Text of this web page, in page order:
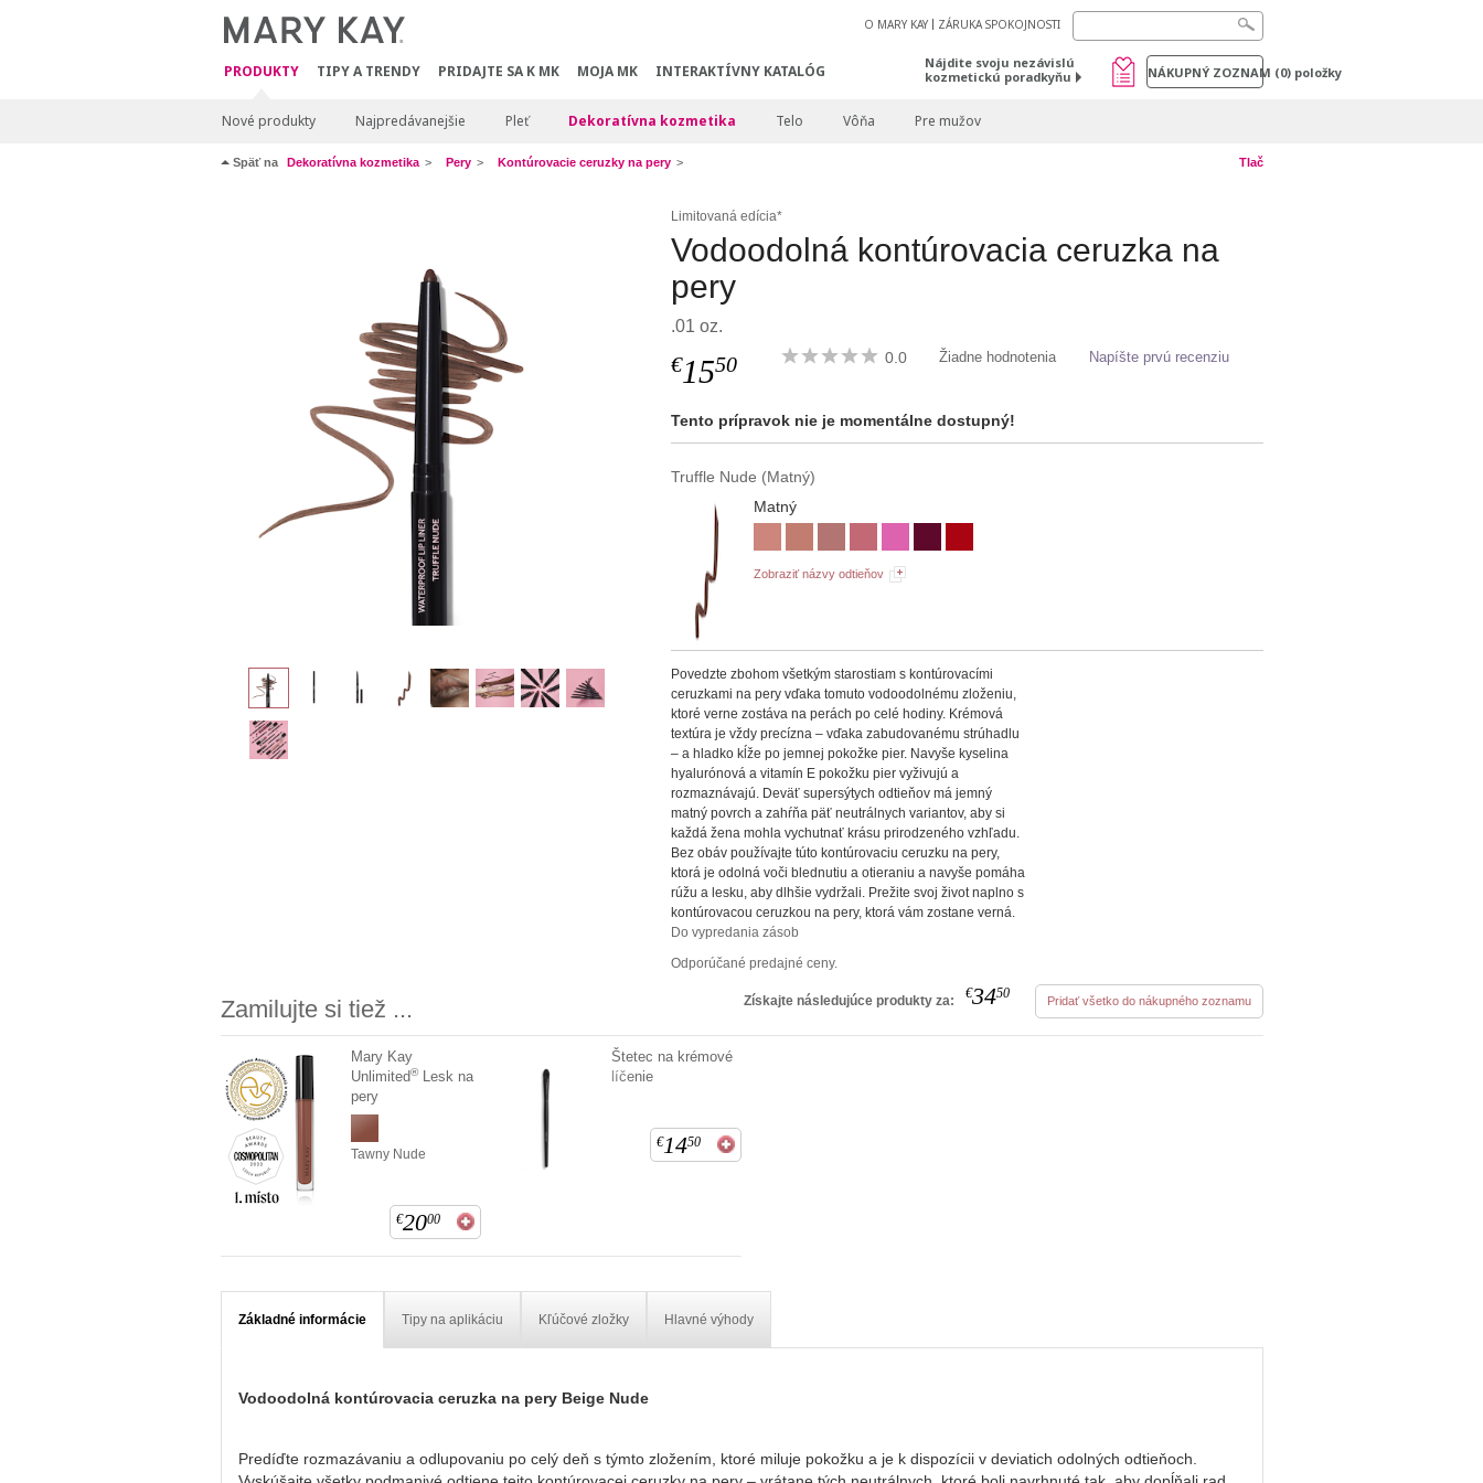
PRODUKTY TIPY A TRENDY PRIDAJTE SA K MK MOJA MK INTERAKTÍVNY KATALÓG
O MARY KAY ZÁRUKA SPOKOJNOSTI
Nájdite svoju nezávislú
kozmetickú poradkyňu
NÁKUPNÝ ZOZNAM (0) položky
Nové produkty Najpredávanejšie Pleť Dekoratívna kozmetika Telo Vôňa Pre mužov
Späť na Dekoratívna kozmetika Pery Kontúrovacie ceruzky na pery Tlač
Limitovaná edícia*
Vodoodolná kontúrovacia ceruzka na
pery
.01 oz.
€1550 0.0 Žiadne hodnotenia Napíšte prvú recenziu
Tento prípravok nie je momentálne dostupný!
Truffle Nude (Matný)
Matný
Zobraziť názvy odtieňov
Povedzte zbohom všetkým starostiam s kontúrovacími
ceruzkami na pery vďaka tomuto vodoodolnému zloženiu,
ktoré verne zostáva na perách po celé hodiny. Krémová
textúra je vždy precízna – vďaka zabudovanému strúhadlu
– a hladko kĺže po jemnej pokožke pier. Navyše kyselina
hyalurónová a vitamín E pokožku pier vyživujú a
rozmaznávajú. Deväť supersýtych odtieňov má jemný
matný povrch a zahŕňa päť neutrálnych variantov, aby si
každá žena mohla vychutnať krásu prirodzeného vzhľadu.
Bez obáv používajte túto kontúrovaciu ceruzku na pery,
ktorá je odolná voči blednutiu a otieraniu a navyše pomáha
rúžu a lesku, aby dlhšie vydržali. Prežite svoj život naplno s
kontúrovacou ceruzkou na pery, ktorá vám zostane verná.
Do vypredania zásob
Odporúčané predajné ceny.
Zamilujte si tiež ... Získajte následujúce produkty za: €3450 Pridať všetko do nákupného zoznamu
Mary Kay
Unlimited®Lesk na
pery
Tawny Nude
€2000
Štetec na krémové
líčenie
€1450
Základné informácie Tipy na aplikáciu Kľúčové zložky Hlavné výhody
Vodoodolná kontúrovacia ceruzka na pery Beige Nude
Predíďte rozmazávaniu a odlupovaniu po celý deň s týmto zložením, ktoré miluje pokožku a je k dispozícii v deviatich odolných odtieňoch.